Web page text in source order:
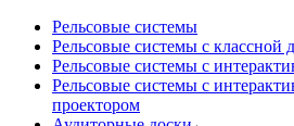
Рельсовые системы
Рельсовые системы с классной
Рельсовые системы с
Рельсовые системы с
проектором